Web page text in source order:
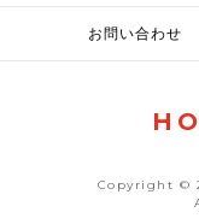
お問い合わせ
Copyright ©